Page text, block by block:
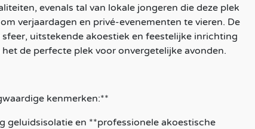
evenals tal van lokale jongeren die deze plek
verjaardagen en privé-evenementen te vieren. De
sfeer, uitstekende akoestiek en feestelijke inrichting
het de perfecte plek voor onvergetelijke avonden.
kenmerken:**
geluidsisolatie en **professionele akoestische